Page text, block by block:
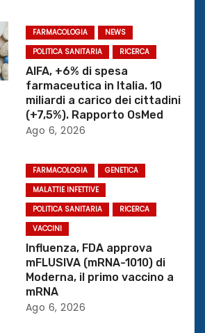
FARMACOLOGIA
NEWS
POLITICA SANITARIA
RICERCA
AIFA, +6% di spesa
farmaceutica in Italia. 10
miliardi a carico dei cittadini
(+7,5%). Rapporto OsMed
Ago 6, 2026
FARMACOLOGIA
GENETICA
MALATTIE INFETTIVE
POLITICA SANITARIA
RICERCA
VACCINI
Influenza, FDA approva
mFLUSIVA (mRNA-1010) di
Moderna, il primo vaccino a
mRNA
Ago 6, 2026